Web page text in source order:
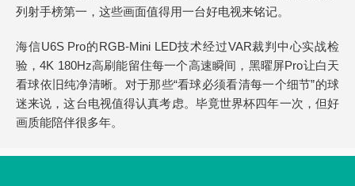
列射手榜第一，这些画面值得用一台好电视来铭记。
海信U6S Pro的RGB-Mini LED技术经过VAR裁判中心实战检
验，4K 180Hz高刷能留住每一个高速瞬间，黑曜屏Pro让白天
看球依旧纯净清晰。对于那些“看球必须看清每一个细节”的球
迷来说，这台电视值得认真考虑。毕竟世界杯四年一次，但好
画质能陪伴很多年。